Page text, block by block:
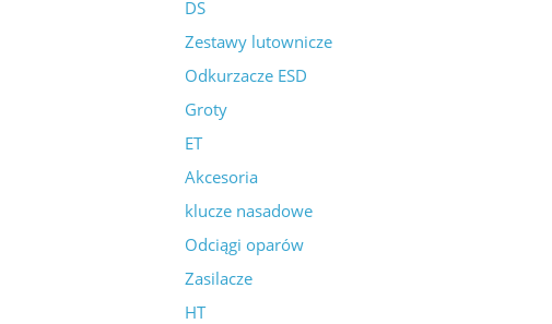
DS
Zestawy lutownicze
Odkurzacze ESD
Groty
ET
Akcesoria
klucze nasadowe
Odciągi oparów
Zasilacze
HT